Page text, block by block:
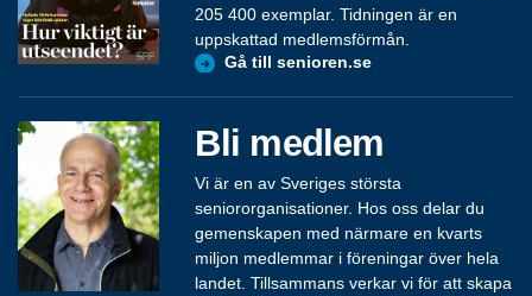
205 400 exemplar. Tidningen är en
uppskattad medlemsförmån.
Gå till senioren.se
Bli medlem
Vi är en av Sveriges största
seniororganisationer. Hos oss delar du
gemenskapen med närmare en kvarts
miljon medlemmar i föreningar över hela
landet. Tillsammans verkar vi för att skapa